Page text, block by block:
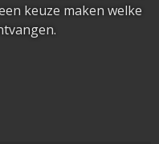
keuze maken welke